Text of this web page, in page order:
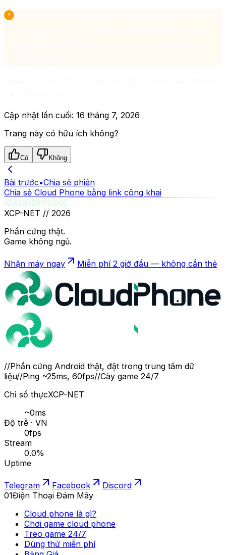
Cập nhật lần cuối: 16 tháng 7, 2026
Trang này có hữu ích không?
Có Không
Bài trước•Chia sẻ phiên
Chia sẻ Cloud Phone bằng link công khai
XCLOUDPHONE
XCP-NET // 2026
Phần cứng thật.
Game không ngủ.
Nhận máy ngay Miễn phí 2 giờ đầu — không cần thẻ
//Phần cứng Android thật, đặt trong trung tâm dữ
liệu//Ping ~25ms, 60fps//Cày game 24/7
Chỉ số thựcXCP-NET
~0ms
Độ trễ · VN
0fps
Stream
0.0%
Uptime
Telegram Facebook
Discord
01Điện Thoại Đám Mây
Cloud phone là gì?
Chơi game cloud phone
Treo game 24/7
Dùng thử miễn phí